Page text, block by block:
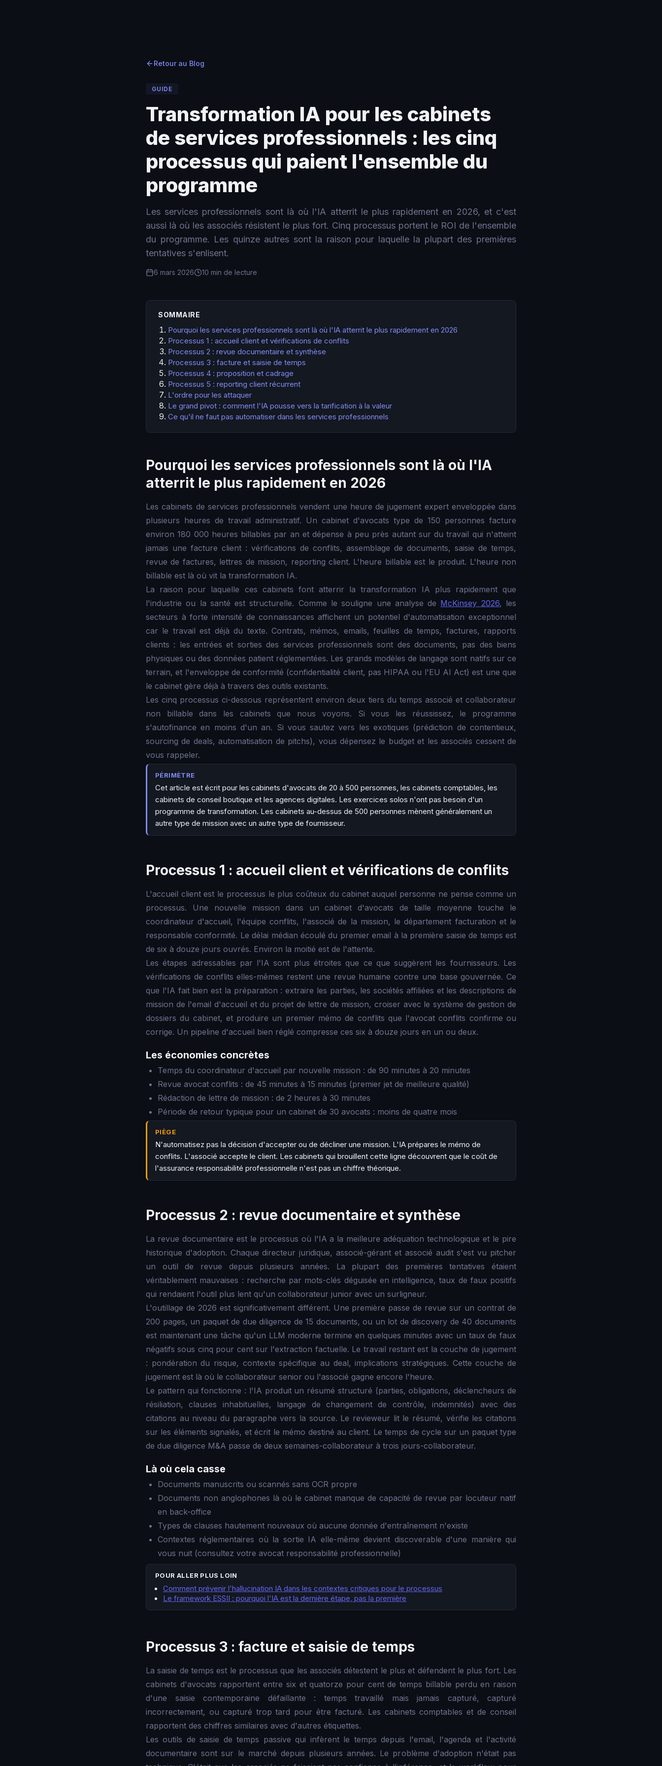
Retour au Blog
GUIDE
Transformation IA pour les cabinets
de services professionnels : les cinq
processus qui paient l'ensemble du
programme
Les services professionnels sont là où l'IA atterrit le plus rapidement en 2026, et c'est
aussi là où les associés résistent le plus fort. Cinq processus portent le ROI de l'ensemble
du programme. Les quinze autres sont la raison pour laquelle la plupart des premières
tentatives s'enlisent.
6 mars 2026 10 min de lecture
SOMMAIRE
Pourquoi les services professionnels sont là où l'IA atterrit le plus rapidement en 2026
Processus 1 : accueil client et vérifications de conflits
Processus 2 : revue documentaire et synthèse
Processus 3 : facture et saisie de temps
Processus 4 : proposition et cadrage
Processus 5 : reporting client récurrent
L'ordre pour les attaquer
Le grand pivot : comment l'IA pousse vers la tarification à la valeur
Ce qu'il ne faut pas automatiser dans les services professionnels
Pourquoi les services professionnels sont là où l'IA
atterrit le plus rapidement en 2026
Les cabinets de services professionnels vendent une heure de jugement expert enveloppée dans
plusieurs heures de travail administratif. Un cabinet d'avocats type de 150 personnes facture
environ 180 000 heures billables par an et dépense à peu près autant sur du travail qui n'atteint
jamais une facture client : vérifications de conflits, assemblage de documents, saisie de temps,
revue de factures, lettres de mission, reporting client. L'heure billable est le produit. L'heure non
billable est là où vit la transformation IA.
La raison pour laquelle ces cabinets font atterrir la transformation IA plus rapidement que
l'industrie ou la santé est structurelle. Comme le souligne une analyse de McKinsey 2026, les
secteurs à forte intensité de connaissances affichent un potentiel d'automatisation exceptionnel
car le travail est déjà du texte. Contrats, mémos, emails, feuilles de temps, factures, rapports
clients : les entrées et sorties des services professionnels sont des documents, pas des biens
physiques ou des données patient réglementées. Les grands modèles de langage sont natifs sur ce
terrain, et l'enveloppe de conformité (confidentialité client, pas HIPAA ou l'EU AI Act) est une que
le cabinet gère déjà à travers des outils existants.
Les cinq processus ci-dessous représentent environ deux tiers du temps associé et collaborateur
non billable dans les cabinets que nous voyons. Si vous les réussissez, le programme
s'autofinance en moins d'un an. Si vous sautez vers les exotiques (prédiction de contentieux,
sourcing de deals, automatisation de pitchs), vous dépensez le budget et les associés cessent de
vous rappeler.
PÉRIMÈTRE
Cet article est écrit pour les cabinets d'avocats de 20 à 500 personnes, les cabinets comptables, les
cabinets de conseil boutique et les agences digitales. Les exercices solos n'ont pas besoin d'un
programme de transformation. Les cabinets au-dessus de 500 personnes mènent généralement un
autre type de mission avec un autre type de fournisseur.
Processus 1 : accueil client et vérifications de conflits
L'accueil client est le processus le plus coûteux du cabinet auquel personne ne pense comme un
processus. Une nouvelle mission dans un cabinet d'avocats de taille moyenne touche le
coordinateur d'accueil, l'équipe conflits, l'associé de la mission, le département facturation et le
responsable conformité. Le délai médian écoulé du premier email à la première saisie de temps est
de six à douze jours ouvrés. Environ la moitié est de l'attente.
Les étapes adressables par l'IA sont plus étroites que ce que suggèrent les fournisseurs. Les
vérifications de conflits elles-mêmes restent une revue humaine contre une base gouvernée. Ce
que l'IA fait bien est la préparation : extraire les parties, les sociétés affiliées et les descriptions de
mission de l'email d'accueil et du projet de lettre de mission, croiser avec le système de gestion de
dossiers du cabinet, et produire un premier mémo de conflits que l'avocat conflits confirme ou
corrige. Un pipeline d'accueil bien réglé compresse ces six à douze jours en un ou deux.
Les économies concrètes
Temps du coordinateur d'accueil par nouvelle mission : de 90 minutes à 20 minutes
Revue avocat conflits : de 45 minutes à 15 minutes (premier jet de meilleure qualité)
Rédaction de lettre de mission : de 2 heures à 30 minutes
Période de retour typique pour un cabinet de 30 avocats : moins de quatre mois
PIÈGE
N'automatisez pas la décision d'accepter ou de décliner une mission. L'IA prépares le mémo de
conflits. L'associé accepte le client. Les cabinets qui brouillent cette ligne découvrent que le coût de
l'assurance responsabilité professionnelle n'est pas un chiffre théorique.
Processus 2 : revue documentaire et synthèse
La revue documentaire est le processus où l'IA a la meilleure adéquation technologique et le pire
historique d'adoption. Chaque directeur juridique, associé-gérant et associé audit s'est vu pitcher
un outil de revue depuis plusieurs années. La plupart des premières tentatives étaient
véritablement mauvaises : recherche par mots-clés déguisée en intelligence, taux de faux positifs
qui rendaient l'outil plus lent qu'un collaborateur junior avec un surligneur.
L'outillage de 2026 est significativement différent. Une première passe de revue sur un contrat de
200 pages, un paquet de due diligence de 15 documents, ou un lot de discovery de 40 documents
est maintenant une tâche qu'un LLM moderne termine en quelques minutes avec un taux de faux
négatifs sous cinq pour cent sur l'extraction factuelle. Le travail restant est la couche de jugement
: pondération du risque, contexte spécifique au deal, implications stratégiques. Cette couche de
jugement est là où le collaborateur senior ou l'associé gagne encore l'heure.
Le pattern qui fonctionne : l'IA produit un résumé structuré (parties, obligations, déclencheurs de
résiliation, clauses inhabituelles, langage de changement de contrôle, indemnités) avec des
citations au niveau du paragraphe vers la source. Le revieweur lit le résumé, vérifie les citations
sur les éléments signalés, et écrit le mémo destiné au client. Le temps de cycle sur un paquet type
de due diligence M&A passe de deux semaines-collaborateur à trois jours-collaborateur.
Là où cela casse
Documents manuscrits ou scannés sans OCR propre
Documents non anglophones là où le cabinet manque de capacité de revue par locuteur natif
en back-office
Types de clauses hautement nouveaux où aucune donnée d'entraînement n'existe
Contextes réglementaires où la sortie IA elle-même devient discoverable d'une manière qui
vous nuit (consultez votre avocat responsabilité professionnelle)
POUR ALLER PLUS LOIN
Comment prévenir l'hallucination IA dans les contextes critiques pour le processus
Le framework ESSII : pourquoi l'IA est la dernière étape, pas la première
Processus 3 : facture et saisie de temps
La saisie de temps est le processus que les associés détestent le plus et défendent le plus fort. Les
cabinets d'avocats rapportent entre six et quatorze pour cent de temps billable perdu en raison
d'une saisie contemporaine défaillante : temps travaillé mais jamais capturé, capturé
incorrectement, ou capturé trop tard pour être facturé. Les cabinets comptables et de conseil
rapportent des chiffres similaires avec d'autres étiquettes.
Les outils de saisie de temps passive qui infèrent le temps depuis l'email, l'agenda et l'activité
documentaire sont sur le marché depuis plusieurs années. Le problème d'adoption n'était pas